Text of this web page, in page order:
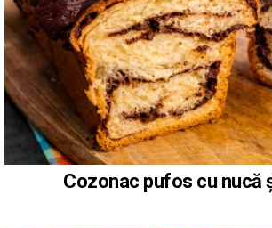
Cozonac pufos cu nucă